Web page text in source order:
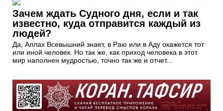
Зачем ждать Судного дня, если и так
известно, куда отправится каждый из
людей?
Да, Аллах Всевышний знает, в Раю или в Аду окажется тот
или иной человек. Но так же, как приход человека в этот
мир наполнен мудростью, точно так же и отчет...